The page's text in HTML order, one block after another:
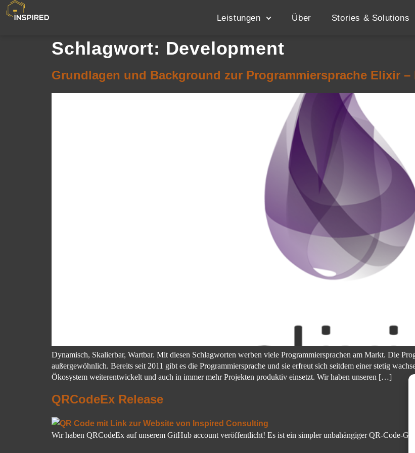
Leistungen Über Stories & Solutions
Schlagwort: Development
Grundlagen und Background zur Programmiersprache Elixir –
Dynamisch, Skalierbar, Wartbar. Mit diesen Schlagworten werben viele Programmiersprachen am Markt. Die
außergewöhnlich. Bereits seit 2011 gibt es die Programmiersprache und sie erfreut sich seitdem einer stetig
Ökosystem weiterentwickelt und auch in immer mehr Projekten produktiv einsetzt. Wir haben unseren […]
QRCodeEx Release
Wir haben QRCodeEx auf unserem GitHub account veröffentlicht! Es ist ein simpler unbahängiger QR-Code-